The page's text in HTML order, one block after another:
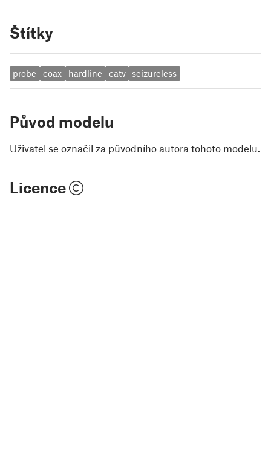
Štítky
probe coax hardline catv seizureless
Původ modelu
Uživatel se označil za původního autora tohoto modelu.
Licence